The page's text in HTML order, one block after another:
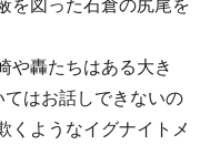
や轟たちはある大き
てはお話しできないの
くようなイグナイトメ